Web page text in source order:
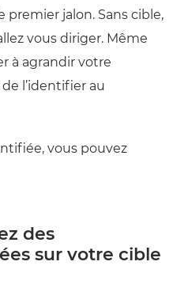
premier jalon. Sans cible,
vous diriger. Même
à agrandir votre
l’identifier au
vous pouvez
des
sur votre cible